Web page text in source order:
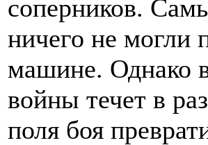
соперников.
ничего не могли
машине. Однако
войны течет в
поля боя